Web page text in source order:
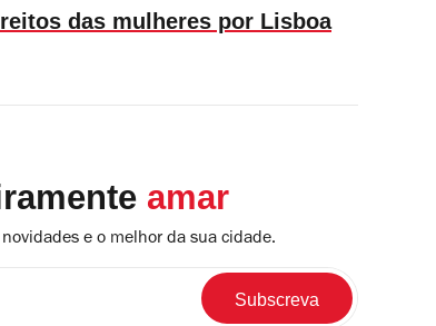
das mulheres por Lisboa
amar
e o melhor da sua cidade.